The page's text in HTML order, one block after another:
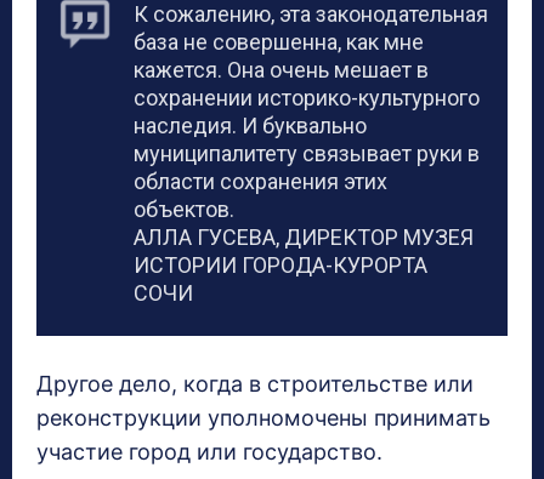
К сожалению, эта законодательная
база не совершенна, как мне
кажется. Она очень мешает в
сохранении историко-культурного
наследия. И буквально
муниципалитету связывает руки в
области сохранения этих
объектов.
АЛЛА ГУСЕВА, ДИРЕКТОР МУЗЕЯ
ИСТОРИИ ГОРОДА-КУРОРТА
СОЧИ
Другое дело, когда в строительстве или
реконструкции уполномочены принимать
участие город или государство.